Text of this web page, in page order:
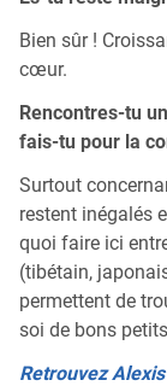
Bien sûr !
cœur.
Rencontres-tu
fais-tu pour la
Surtout
restent inégalés
quoi faire ici
(tibétain,
permettent de
soi de bons
Retrouvez